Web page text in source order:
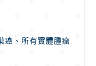
癌、所有實體腫瘤